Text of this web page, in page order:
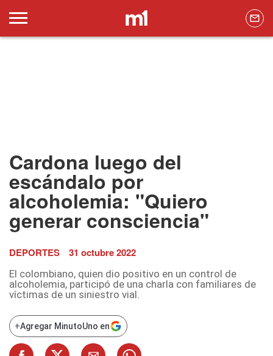
Cardona luego del
escándalo por
alcoholemia: "Quiero
generar consciencia"
DEPORTES 31 octubre 2022
El colombiano, quien dio positivo en un control de
alcoholemia, participó de una charla con familiares de
víctimas de un siniestro vial.
+Agregar MinutoUno en